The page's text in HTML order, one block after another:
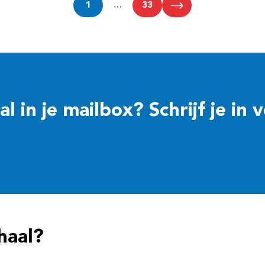
1 … 33
in je mailbox? Schrijf je in